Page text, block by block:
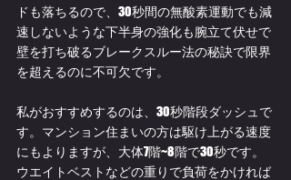
ドも落ちるので、30秒間の無酸素運動でも減
速しないような下半身の強化も腕立て伏せで
壁を打ち破るブレークスルー法の秘訣で限界
を超えるのに不可欠です。
私がおすすめするのは、30秒階段ダッシュで
す。マンション住まいの方は駆け上がる速度
にもよりますが、大体7階~8階で30秒です。
ウエイトベストなどの重りで負荷をかければ